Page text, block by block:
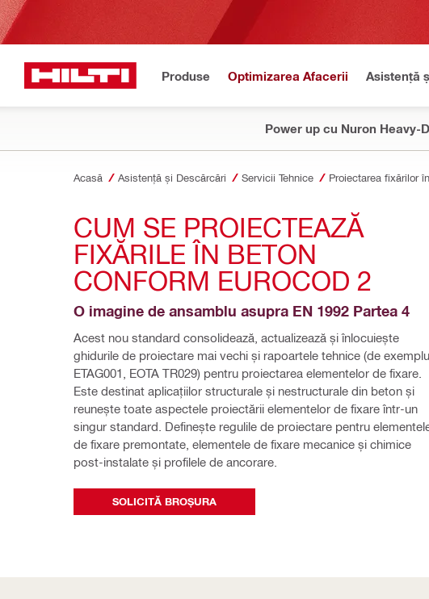
Produse Optimizarea Afacerii Asistență
Power up cu Nuron Heavy-
Acasă Asistență și Descărcări Servicii Tehnice Proiectarea fixărilor
CUM SE PROIECTEAZĂ
FIXĂRILE ÎN BETON
CONFORM EUROCOD 2
O imagine de ansamblu asupra EN 1992 Partea 4
Acest nou standard consolidează, actualizează și înlocuiește
ghidurile de proiectare mai vechi și rapoartele tehnice (de exemplu,
ETAG001, EOTA TR029) pentru proiectarea elementelor de fixare.
Este destinat aplicațiilor structurale și nestructurale din beton și
reunește toate aspectele proiectării elementelor de fixare într-un
singur standard. Definește regulile de proiectare pentru
de fixare premontate, elementele de fixare mecanice și chimice
post-instalate și profilele de ancorare.
SOLICITĂ BROȘURA